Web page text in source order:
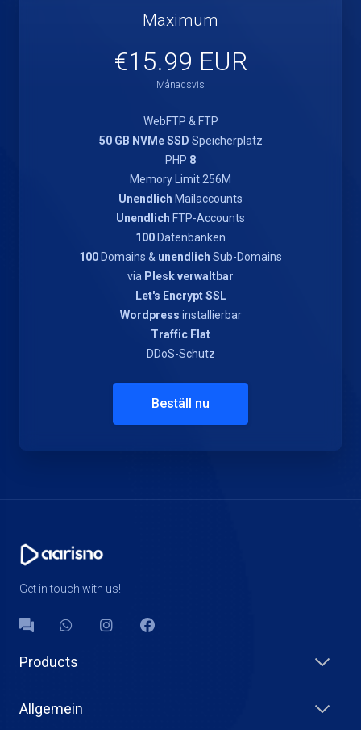
Maximum
€15.99 EUR
Månadsvis
WebFTP & FTP
50 GB NVMe SSD Speicherplatz
PHP 8
Memory Limit 256M
Unendlich Mailaccounts
Unendlich FTP-Accounts
100 Datenbanken
100 Domains & unendlich Sub-Domains
via Plesk verwaltbar
Let's Encrypt SSL
Wordpress installierbar
Traffic Flat
DDoS-Schutz
Beställ nu
Get in touch with us!
Products
Allgemein